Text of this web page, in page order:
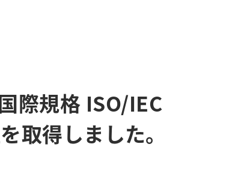
際規格 ISO/IEC
取得しました。